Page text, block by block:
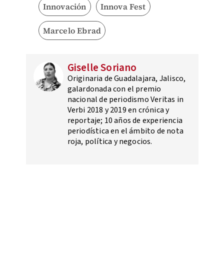
Innovación Innova Fest
Marcelo Ebrad
Giselle Soriano
Originaria de Guadalajara, Jalisco,
galardonada con el premio
nacional de periodismo Veritas in
Verbi 2018 y 2019 en crónica y
reportaje; 10 años de experiencia
periodística en el ámbito de nota
roja, política y negocios.